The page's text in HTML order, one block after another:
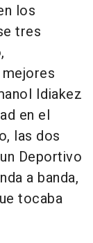
los
tres
Idiakez
en el
las dos
Deportivo
a banda,
tocaba